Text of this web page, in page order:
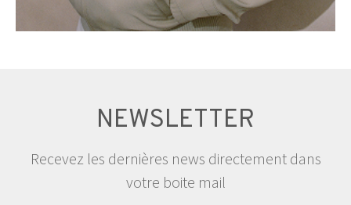
NEWSLETTER
Recevez les dernières news directement dans
votre boite mail